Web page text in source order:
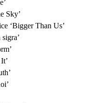
Sky’
‘Bigger Than Us’